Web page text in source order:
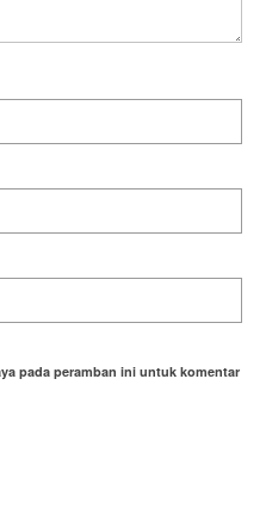
pada peramban ini untuk komentar